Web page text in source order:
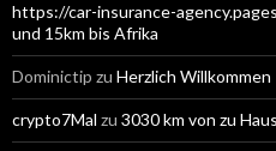
https://car-insurance-
und 15km bis Afrika
Dominictip zu Herzlich Willkommen
crypto7Mal zu 3030 km von zu